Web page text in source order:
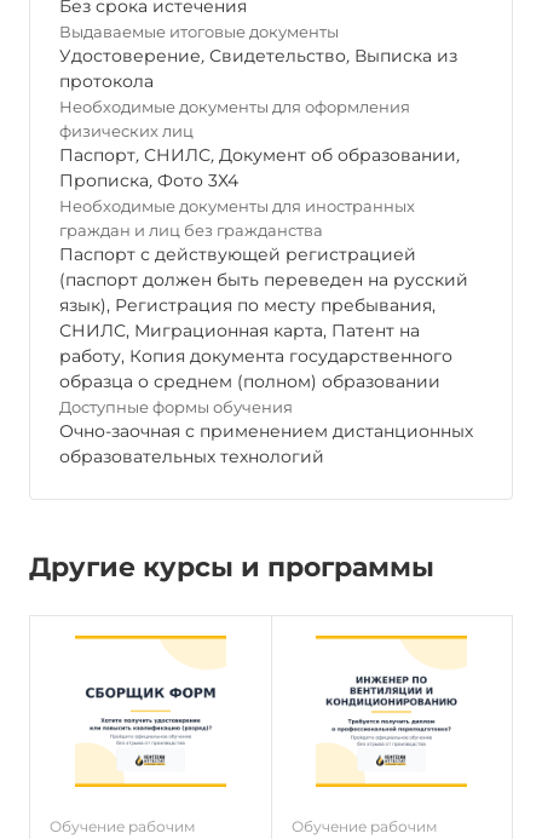
Без срока истечения
Выдаваемые итоговые документы
Удостоверение, Свидетельство, Выписка из
протокола
Необходимые документы для оформления
физических лиц
Паспорт, СНИЛС, Документ об образовании,
Прописка, Фото 3Х4
Необходимые документы для иностранных
граждан и лиц без гражданства
Паспорт с действующей регистрацией
(паспорт должен быть переведен на русский
язык), Регистрация по месту пребывания,
СНИЛС, Миграционная карта, Патент на
работу, Копия документа государственного
образца о среднем (полном) образовании
Доступные формы обучения
Очно-заочная с применением дистанционных
образовательных технологий
Другие курсы и программы
Обучение рабочим
Обучение рабочим